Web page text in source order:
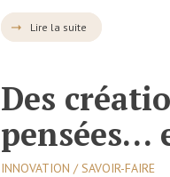
Lire la suite
Des
pensées…
INNOVATION / SAVOIR-FAIRE